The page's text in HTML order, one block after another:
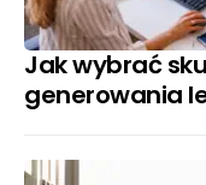
Jak wybrać
generowania